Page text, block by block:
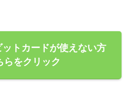
トカードが使えない方
らをクリック